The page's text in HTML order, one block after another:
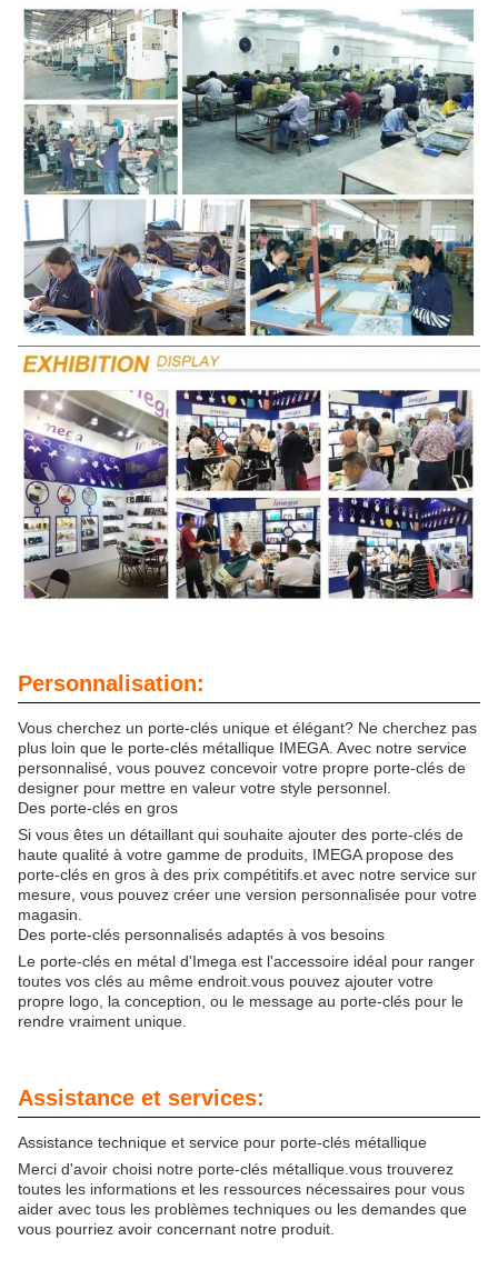
Personnalisation:
Vous cherchez un porte-clés unique et élégant? Ne cherchez pas
plus loin que le porte-clés métallique IMEGA. Avec notre service
personnalisé, vous pouvez concevoir votre propre porte-clés de
designer pour mettre en valeur votre style personnel.
Des porte-clés en gros
Si vous êtes un détaillant qui souhaite ajouter des porte-clés de
haute qualité à votre gamme de produits, IMEGA propose des
porte-clés en gros à des prix compétitifs.et avec notre service sur
mesure, vous pouvez créer une version personnalisée pour votre
magasin.
Des porte-clés personnalisés adaptés à vos besoins
Le porte-clés en métal d'Imega est l'accessoire idéal pour ranger
toutes vos clés au même endroit.vous pouvez ajouter votre
propre logo, la conception, ou le message au porte-clés pour le
rendre vraiment unique.
Assistance et services:
Assistance technique et service pour porte-clés métallique
Merci d'avoir choisi notre porte-clés métallique.vous trouverez
toutes les informations et les ressources nécessaires pour vous
aider avec tous les problèmes techniques ou les demandes que
vous pourriez avoir concernant notre produit.